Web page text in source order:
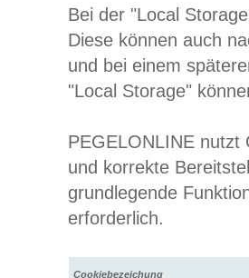
Bei der "Local
Diese können auch
und bei einem
"Local Storage"
PEGELONLINE nutzt
und korrekte
grundlegende
erforderlich.
Cookiebezeichung